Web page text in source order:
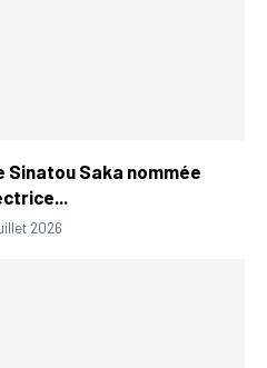
Sinatou Saka nommée
2026